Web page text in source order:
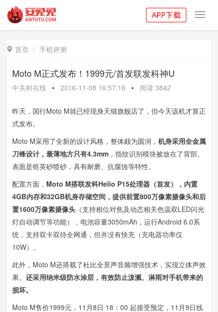
 首页 手机评测
Moto M正式发布！1999元/首发联发科神U
中关村在线 • 2016-11-08 16:57:16 • 阅读 3842
昨天，国行Moto M就已经现身天猫旗舰店了，但今天该机才算正
式发布。
Moto M采用了全新的设计风格，整体颇为圆润， 机身采用全金属
刀锋设计，最薄地方只有4.3mm ，指纹识别模块被放在了背部。
表面是锆英砂喷砂，具有耐磨、抗腐蚀等特性。
配置方面， Moto M搭联发科Helio P15处理器（首发），内置
4GB内存和32GB机身存储空间，提供前置800万像素摄像头和后
置1600万像素摄像头 （支持相位对焦及动态相关色温双LED闪光
灯自动调节等功能），电池容量3050mAh，运行Android 6.0系
统，支持双卡双待全网通，但并没有快充（充电器功率仅
10W）。
此外，Moto M还搭载了杜比全景声音频增强技术，实现立体声效
果。 还采用纳米级防水涂层，有效防止泼溅、淋雨对手机带来的
损坏。
Moto M售价1999元，11月8日 18：00 起接受预定，11月9日线